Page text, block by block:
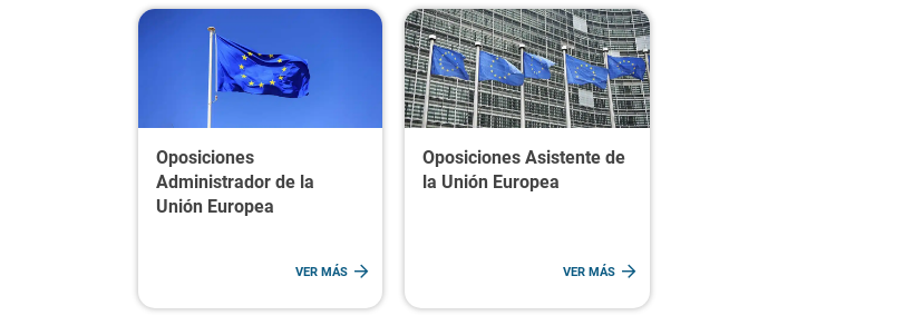
Oposiciones
Administrador de la
Unión Europea
VER MÁS
Oposiciones Asistente de
la Unión Europea
VER MÁS